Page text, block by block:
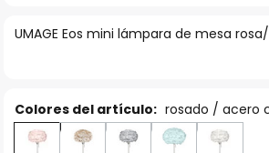
galería
UMAGE Eos mini lámpara de mesa
Colores del artículo: rosado / acero